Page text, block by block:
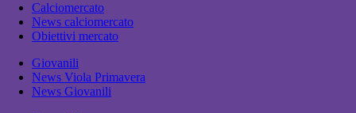
Calciomercato
News calciomercato
Obiettivi mercato
Giovanili
News Viola Primavera
News Giovanili